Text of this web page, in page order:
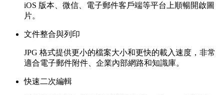
iOS 版本、微信、電子郵件客戶端等平台上順暢開啟圖
片。
文件整合與列印
JPG 格式提供更小的檔案大小和更快的載入速度，非常
適合電子郵件附件、企業內部網路和知識庫。
快速二次編輯